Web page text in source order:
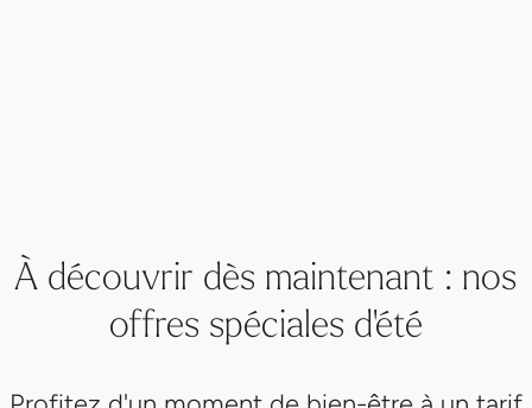
À découvrir dès maintenant : nos
offres spéciales d'été